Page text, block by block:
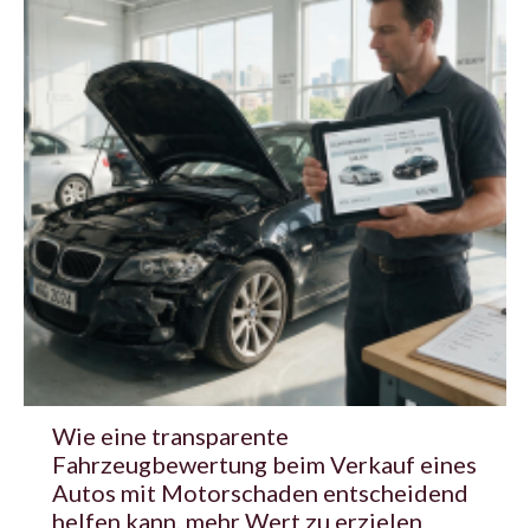
Wie eine transparente
Fahrzeugbewertung beim Verkauf eines
Autos mit Motorschaden entscheidend
helfen kann, mehr Wert zu erzielen